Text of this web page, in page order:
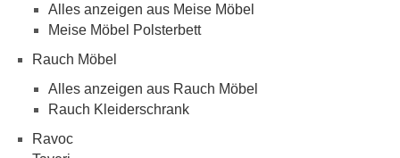
Alles anzeigen aus Meise Möbel
Meise Möbel Polsterbett
Rauch Möbel
Alles anzeigen aus Rauch Möbel
Rauch Kleiderschrank
Ravoc